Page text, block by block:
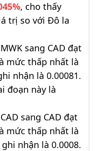
, cho thấy
trị so với Đô la
sang CAD đạt
mức thấp nhất là
nhận là 0.00081.
đoạn này là
sang CAD đạt
mức thấp nhất là
nhận là 0.0008.